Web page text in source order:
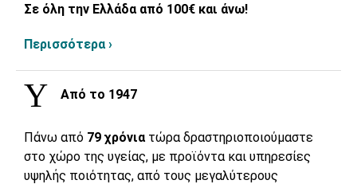
Σε όλη την Ελλάδα από 100€ και άνω!
Περισσότερα ›
Από το 1947
Πάνω από 79 χρόνια τώρα δραστηριοποιούμαστε
στο χώρο της υγείας, με προϊόντα και υπηρεσίες
υψηλής ποιότητας, από τους μεγαλύτερους